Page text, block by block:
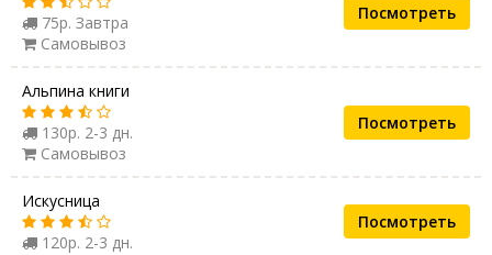
75р. Завтра
Самовывоз
Посмотреть
Альпина книги
130р. 2-3 дн.
Самовывоз
Посмотреть
Искусница
120р. 2-3 дн.
Посмотреть